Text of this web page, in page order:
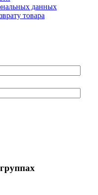
данных
товара